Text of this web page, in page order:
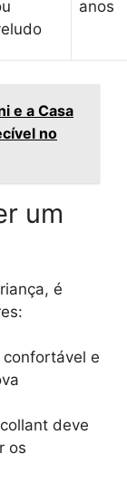
anos
e a Casa
no
um
é
e
deve
os